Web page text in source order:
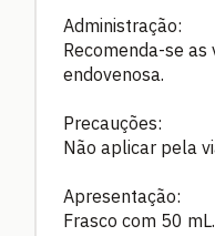
Administração:
Recomenda-se
endovenosa.
Precauções:
Não aplicar pela
Apresentação:
Frasco com 50 mL.